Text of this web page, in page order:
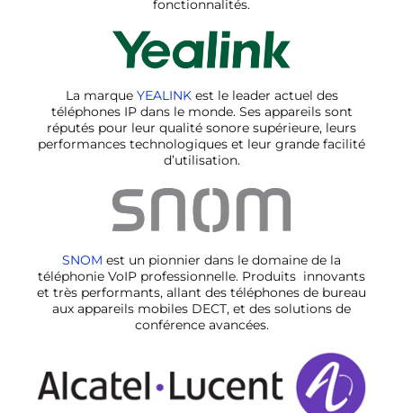
fonctionnalités.
La marque YEALINKest le leader actuel des
téléphones IP dans le monde. Ses appareils sont
réputés pour leur qualité sonore supérieure, leurs
performances technologiques et leur grande facilité
d’utilisation.
SNOM est un pionnier dans le domaine de la
téléphonie VoIP professionnelle. Produits innovants
et très performants, allant des téléphones de bureau
aux appareils mobiles DECT, et des solutions de
conférence avancées.